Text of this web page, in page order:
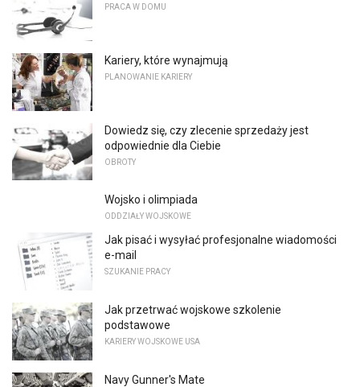
PRACA W DOMU
Kariery, które wynajmują
PLANOWANIE KARIERY
Dowiedz się, czy zlecenie sprzedaży jest
odpowiednie dla Ciebie
OBROTY
Wojsko i olimpiada
ODDZIAŁY WOJSKOWE
Jak pisać i wysyłać profesjonalne wiadomości
e-mail
SZUKANIE PRACY
Jak przetrwać wojskowe szkolenie
podstawowe
KARIERY WOJSKOWE USA
Navy Gunner's Mate